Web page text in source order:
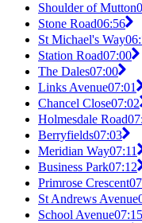
Shoulder of Mutton
Stone Road06:56
St Michael's Way
Station Road07:00
The Dales07:00
Links Avenue07:01
Chancel Close07:02
Holmesdale Road
Berryfields07:03
Meridian Way07:11
Business Park07:12
Primrose Crescent
St Andrews Avenue
School Avenue07:15